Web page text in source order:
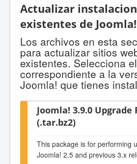
Actualizar
existentes de Joomla!
Los archivos en esta
para actualizar sitios
existentes. Selecciona
correspondiente a la
Joomla! que tienes
Joomla! 3.9.0 Upgrade
(.tar.bz2)
This package is for performing
Joomla! 2.5 and previous 3.x